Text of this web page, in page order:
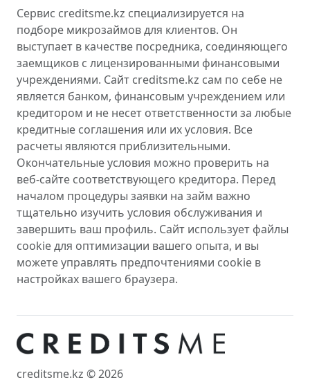
Сервис creditsme.kz специализируется на
подборе микрозаймов для клиентов. Он
выступает в качестве посредника, соединяющего
заемщиков с лицензированными финансовыми
учреждениями. Сайт creditsme.kz сам по себе не
является банком, финансовым учреждением или
кредитором и не несет ответственности за любые
кредитные соглашения или их условия. Все
расчеты являются приблизительными.
Окончательные условия можно проверить на
веб-сайте соответствующего кредитора. Перед
началом процедуры заявки на займ важно
тщательно изучить условия обслуживания и
завершить ваш профиль. Сайт использует файлы
cookie для оптимизации вашего опыта, и вы
можете управлять предпочтениями cookie в
настройках вашего браузера.
creditsme.kz © 2026